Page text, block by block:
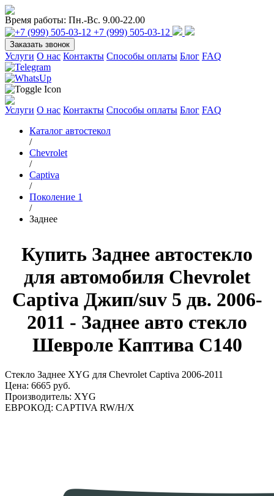
Время работы: Пн.-Вс. 9.00-22.00
+7 (999) 505-03-12
Заказать звонок
Услуги О нас Контакты Способы оплаты Блог FAQ
Услуги О нас Контакты Способы оплаты Блог FAQ
Каталог автостекол
/
Chevrolet
/
Captiva
/
Поколение 1
/
Заднее
Купить Заднее автостекло
для автомобиля Chevrolet
Captiva Джип/suv 5 дв. 2006-
2011 - Заднее авто стекло
Шевроле Каптива С140
Стекло Заднее XYG для Chevrolet Captiva 2006-2011
Цена: 6665 руб.
Производитель: XYG
ЕВРОКОД: CAPTIVA RW/H/X